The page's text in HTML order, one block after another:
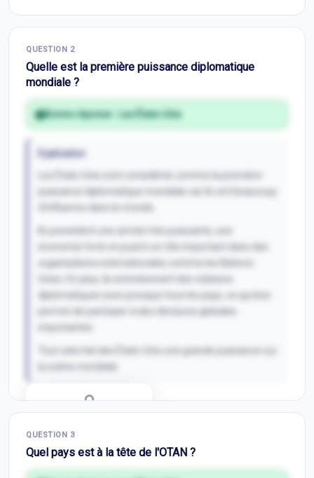
QUESTION 2
Quelle est la première puissance diplomatique
mondiale ?
Bonne réponse : Les États-Unis
Explication
puissance diplomatique mondiale car ils ont beaucoup
organisations internationales comme les Nations
diplomatiques avec presque tous les pays, ce qui leur
permet de participer à des décisions globales
Tout cela fait des États-Unis une grande puissance sur
QUESTION 3
Quel pays est à la tête de l'OTAN ?